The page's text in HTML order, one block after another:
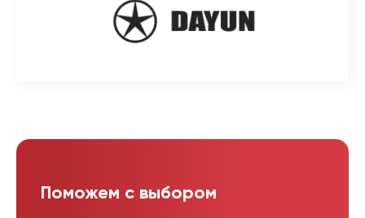
Поможем с выбором